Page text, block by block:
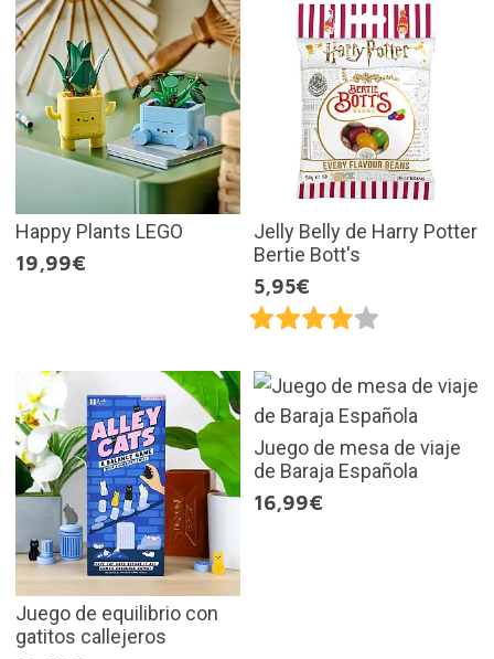
Happy Plants LEGO
19,99€
Jelly Belly de Harry Potter
Bertie Bott's
5,95€
Juego de equilibrio con
gatitos callejeros
Juego de mesa de viaje
de Baraja Española
16,99€